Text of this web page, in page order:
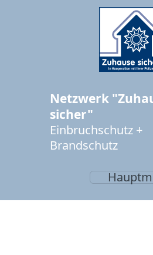
Netzwerk
sicher"
Einbruchschutz +
Brandschutz